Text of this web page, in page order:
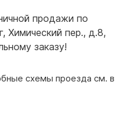
продажи по
Химический пер., д.8,
заказу!
схемы проезда см. в